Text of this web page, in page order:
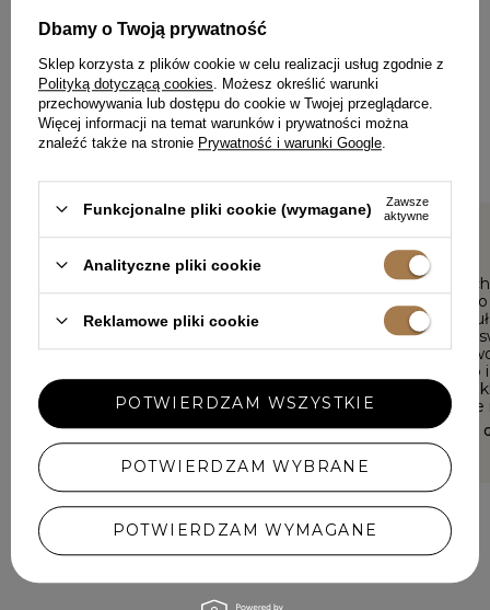
ZOSTAW SWOJĄ OPINIĘ
PODZIEL SIĘ SWOJĄ OPINIĄ
Z INNYMI
Każda opinia pomaga innym klientkom w wyborze.
Jeśli nosiłaś ten model, podziel się swoimi wrażeniami – liczy
się każdy detal.
5/5
Suknia
weselu
niezwykle
krój oraz
sprawiły,
się każdą
białego
polecam!
AGNIESZKA,
Dbamy o Twoją prywatność
Sklep korzysta z plików cookie w celu realizacji usług zgodnie z
Polityką dotyczącą cookies . Możesz określić warunki
przechowywania lub dostępu do cookie w Twojej przeglądarce.
Więcej informacji na temat warunków i prywatności można
znaleźć także na stronie Prywatność i warunki Google
Funkcjonalne pliki cookie (wymagane)
Zawsze
aktywne
Analityczne pliki cookie
Reklamowe pliki cookie
POTWIERDZAM WYBRANE
POTWIERDZAM WYMAGANE
POTWIERDZAM WSZYSTKIE